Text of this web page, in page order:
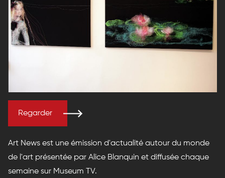
Regarder
Art News est une émission d'actualité autour du monde
de l'art présentée par Alice Blanquin et diffusée chaque
semaine sur Museum TV.